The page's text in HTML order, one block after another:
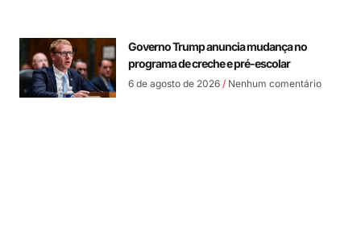
Governo Trump anuncia mudança no
programa de creche e pré-escolar
6 de agosto de 2026 Nenhum comentário